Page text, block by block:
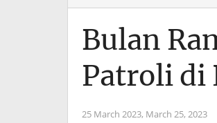
Bulan
Patroli di
25 March 2023, March 25, 2023